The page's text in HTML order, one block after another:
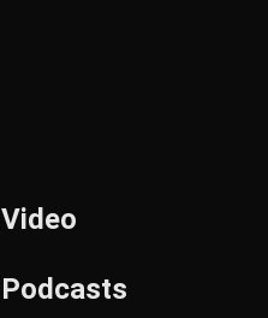
Video
Podcasts